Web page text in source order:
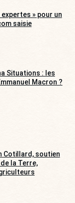
» pour un
saisie
Situations : les
Macron ?
Cotillard, soutien
la Terre,